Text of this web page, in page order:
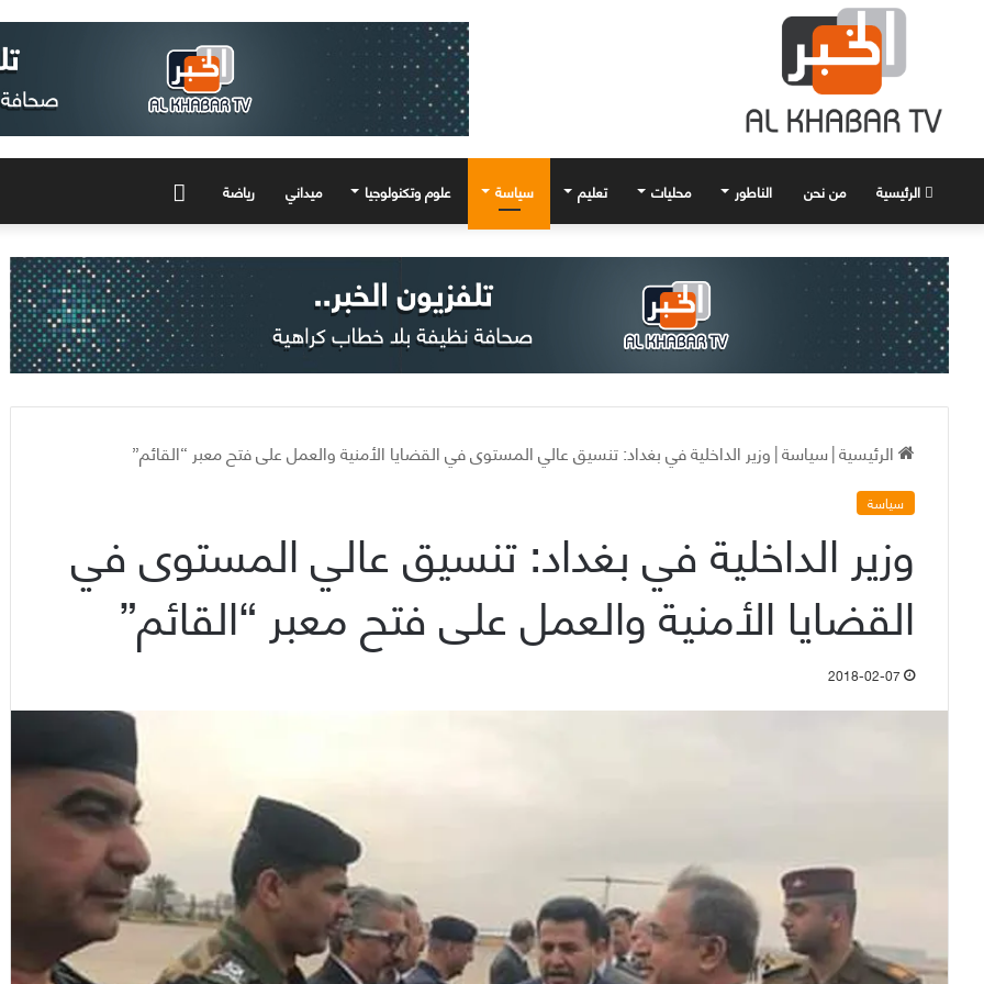
الرئيسية من نحن الناطور محليات تعليم سياسة علوم وتكنولوجيا ميداني رياضة
الرئيسية|سياسة|وزير الداخلية في بغداد: تنسيق عالي المستوى في القضايا الأمنية والعمل على فتح معبر “القائم”
سياسة
وزير الداخلية في بغداد: تنسيق عالي المستوى في
القضايا الأمنية والعمل على فتح معبر “القائم”
2018-02-07